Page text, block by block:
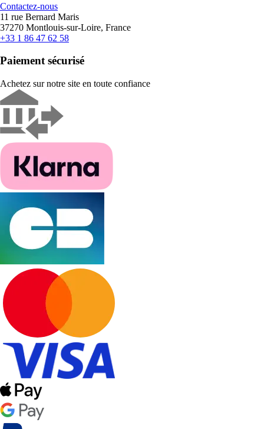
Contactez-nous
11 rue Bernard Maris
37270 Montlouis-sur-Loire, France
+33 1 86 47 62 58
Paiement sécurisé
Achetez sur notre site en toute confiance